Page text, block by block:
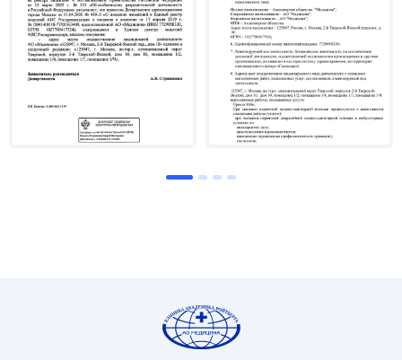
– 2000 г. – сертификационный цикл по ФД в РМА;
– 2004 г. – сертификационный цикл
по ФД в РМАПО;
– 2005 г. – «Чрезпищеводная эхокардиография»
в ВНЦХ;
– 2007 г. – «хокардиография плода» в ССХ им.
нагрузочные пробы и холтеровское
мониторирование; холтеровское